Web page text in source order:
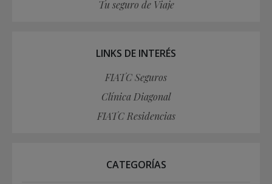
Tu seguro de Viaje
LINKS DE INTERÉS
FIATC Seguros
Clínica Diagonal
FIATC Residencias
CATEGORÍAS